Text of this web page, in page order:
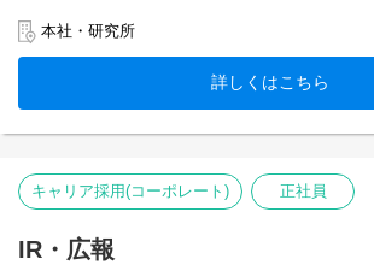
構造生物学の専門性を活かしながら、創薬の加
本社・研究所
詳しくはこちら
キャリア採用(コーポレート) 正社員
IR・広報